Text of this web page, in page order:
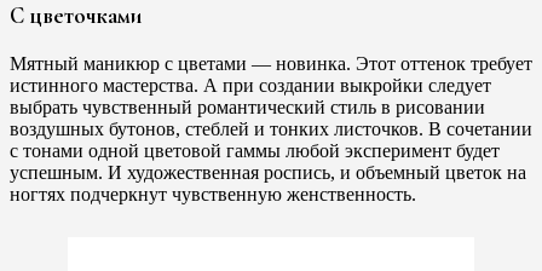
С цветочками
Мятный маникюр с цветами — новинка. Этот оттенок требует
истинного мастерства. А при создании выкройки следует
выбрать чувственный романтический стиль в рисовании
воздушных бутонов, стеблей и тонких листочков. В сочетании
с тонами одной цветовой гаммы любой эксперимент будет
успешным. И художественная роспись, и объемный цветок на
ногтях подчеркнут чувственную женственность.